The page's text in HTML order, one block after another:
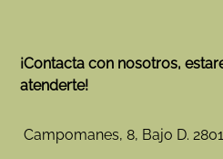
¡Contacta con nosotros,
atenderte!
Campomanes, 8, Bajo D.